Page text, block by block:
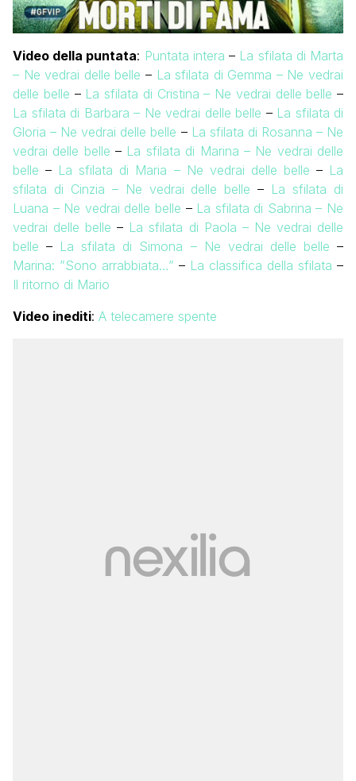
Video della puntata: Puntata intera – La sfilata di Marta
– Ne vedrai delle belle – La sfilata di Gemma – Ne vedrai
delle belle – La sfilata di Cristina – Ne vedrai delle belle –
La sfilata di Barbara – Ne vedrai delle belle – La sfilata di
Gloria – Ne vedrai delle belle – La sfilata di Rosanna – Ne
vedrai delle belle – La sfilata di Marina – Ne vedrai delle
belle – La sfilata di Maria – Ne vedrai delle belle – La
sfilata di Cinzia – Ne vedrai delle belle – La sfilata di
Luana – Ne vedrai delle belle – La sfilata di Sabrina – Ne
vedrai delle belle – La sfilata di Paola – Ne vedrai delle
belle – La sfilata di Simona – Ne vedrai delle belle –
Marina: ”Sono arrabbiata…” – La classifica della sfilata –
Il ritorno di Mario
Video inediti: A telecamere spente